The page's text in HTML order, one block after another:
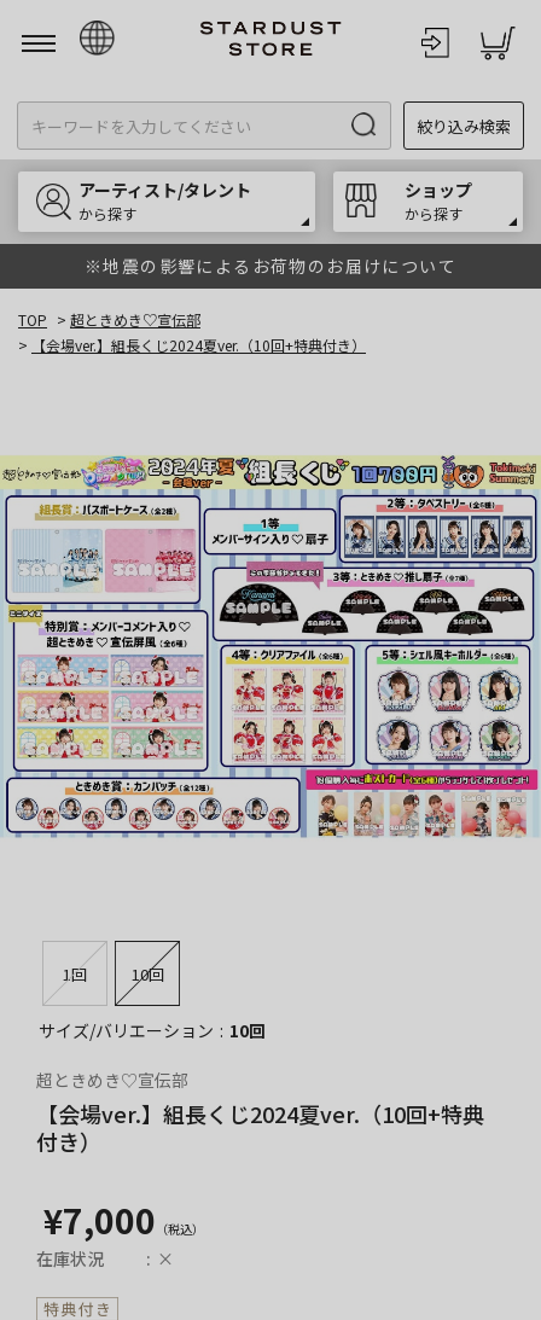
English
한국어
中文
絞り込み検索
アーティスト/タレント
から探す
ショップ
から探す
※地震の影響によるお荷物のお届けについて
TOP > 超ときめき♡宣伝部
>
【会場ver.】組長くじ2024夏ver.（10回+特典付き）
1回 10回
サイズ/バリエーション 10回
超ときめき♡宣伝部
【会場ver.】組長くじ2024夏ver.（10回+特典
付き）
¥7,000
在庫状況 ×